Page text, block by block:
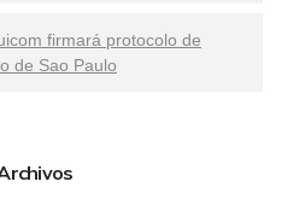
firmará protocolo de
de Sao Paulo